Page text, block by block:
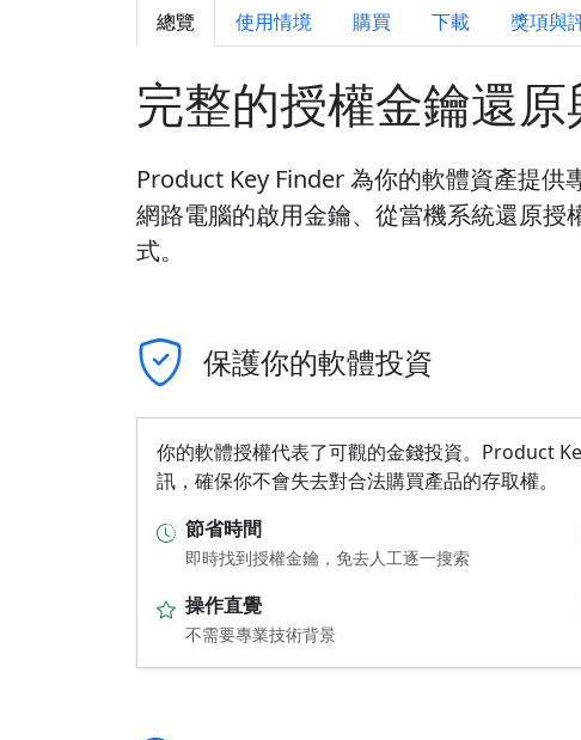
總覽 使用情境 購買 下載 獎項與
完整的授權金鑰還原
Product Key Finder 為你的軟體資產提
網路電腦的啟用金鑰、從當機系統還原
式。
保護你的軟體投資
你的軟體授權代表了可觀的金錢投資。Product
訊，確保你不會失去對合法購買產品的存取權。
節省時間
即時找到授權金鑰，免去人工逐一搜索
操作直覺
不需要專業技術背景